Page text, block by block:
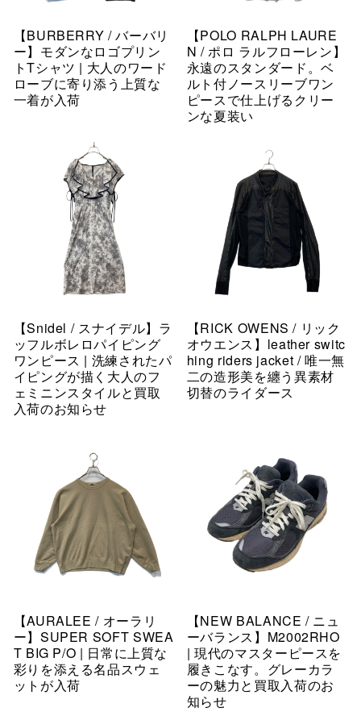
【BURBERRY / バーバリ
ー】モダンなロゴプリン
トTシャツ | 大人のワード
ローブに寄り添う上質な
一着が入荷
【POLO RALPH LAURE
N / ポロ ラルフローレン】
永遠のスタンダード。ベ
ルト付ノースリーブワン
ピースで仕上げるクリー
ンな夏装い
【Snidel / スナイデル】ラ
ッフルボレロパイピング
ワンピース | 洗練されたパ
イピングが描く大人のフ
ェミニンスタイルと買取
入荷のお知らせ
【RICK OWENS / リック
オウエンス】leather switc
hing riders jacket / 唯一無
二の造形美を纏う異素材
切替のライダース
【AURALEE / オーラリ
ー】SUPER SOFT SWEA
T BIG P/O | 日常に上質な
彩りを添える名品スウェ
ットが入荷
【NEW BALANCE / ニュ
ーバランス】M2002RHO
| 現代のマスターピースを
履きこなす。グレーカラ
ーの魅力と買取入荷のお
知らせ